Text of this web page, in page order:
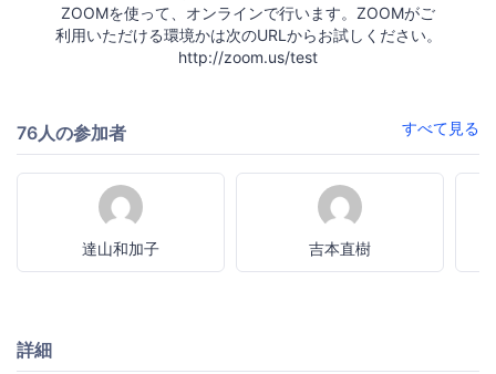
ZOOMを使って、オンラインで行います。ZOOMがご
利用いただける環境かは次のURLからお試しください。
http://zoom.us/test
76人の参加者 すべて見る
達山和加子 吉本直樹
詳細